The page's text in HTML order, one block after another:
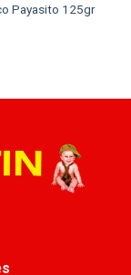
Payasito 125gr